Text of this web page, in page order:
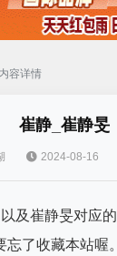
内容详情
崔静_崔静旻
2024-08-16
及崔静旻对应
了收藏本站喔。